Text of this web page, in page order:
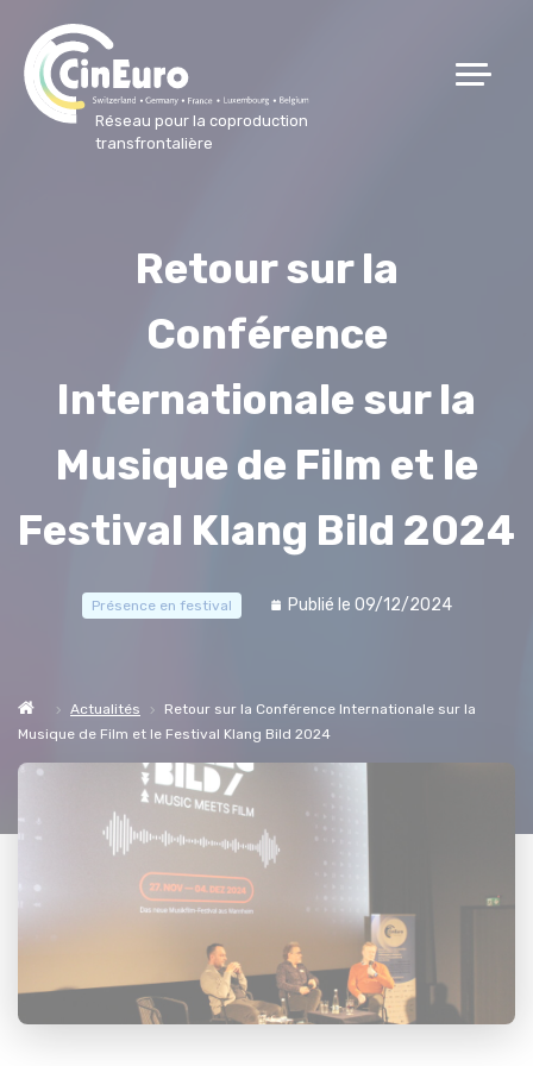
Réseau pour la coproduction
transfrontalière
Retour sur la
Conférence
Internationale sur la
Musique de Film et le
Festival Klang Bild 2024
Présence en festival Publié le 09/12/2024
Actualités
Retour sur la Conférence Internationale sur la
Musique de Film et le Festival Klang Bild 2024